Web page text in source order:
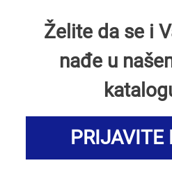
Želite da se i
nađe u
PRIJAVITE